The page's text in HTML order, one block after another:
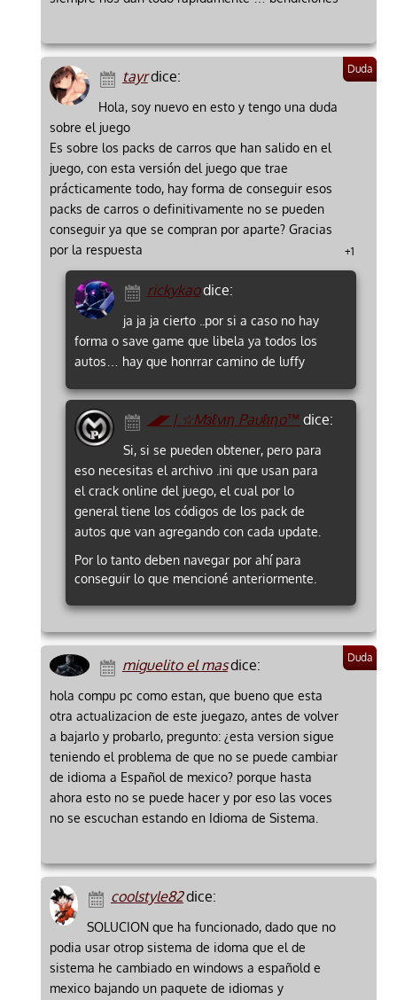
tayrdice:
Hola, soy nuevo en esto y tengo una duda
sobre el juego
Es sobre los packs de carros que han salido en el
juego, con esta versión del juego que trae
prácticamente todo, hay forma de conseguir esos
packs de carros o definitivamente no se pueden
conseguir ya que se compran por aparte? Gracias
por la respuesta
+1
rickykaodice:
ja ja ja cierto ..por si a caso no hay
forma o save game que libela ya todos los
autos… hay que honrrar camino de luffy
◢◤ | ☆Mзℓvιη Pauℓιηo™ dice:
Si, si se pueden obtener, pero para
eso necesitas el archivo .ini que usan para
el crack online del juego, el cual por lo
general tiene los códigos de los pack de
autos que van agregando con cada update.
Por lo tanto deben navegar por ahí para
conseguir lo que mencioné anteriormente.
miguelito el masdice:
hola compu pc como estan, que bueno que esta
otra actualizacion de este juegazo, antes de volver
a bajarlo y probarlo, pregunto: ¿esta version sigue
teniendo el problema de que no se puede cambiar
de idioma a Español de mexico? porque hasta
ahora esto no se puede hacer y por eso las voces
no se escuchan estando en Idioma de Sistema.
coolstyle82dice:
SOLUCION que ha funcionado, dado que no
podia usar otrop sistema de idoma que el de
sistema he cambiado en windows a españold e
mexico bajando un paquete de idiomas y